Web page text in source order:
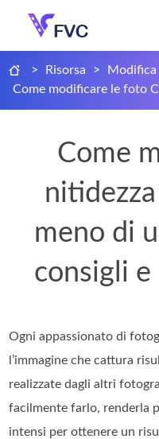
> Risorsa > Modifica
Come modificare le foto
Come
meno di
consigli
Ogni appassionato di
l’immagine che cattura
realizzate dagli altri
facilmente farlo, renderla
intensi per ottenere un